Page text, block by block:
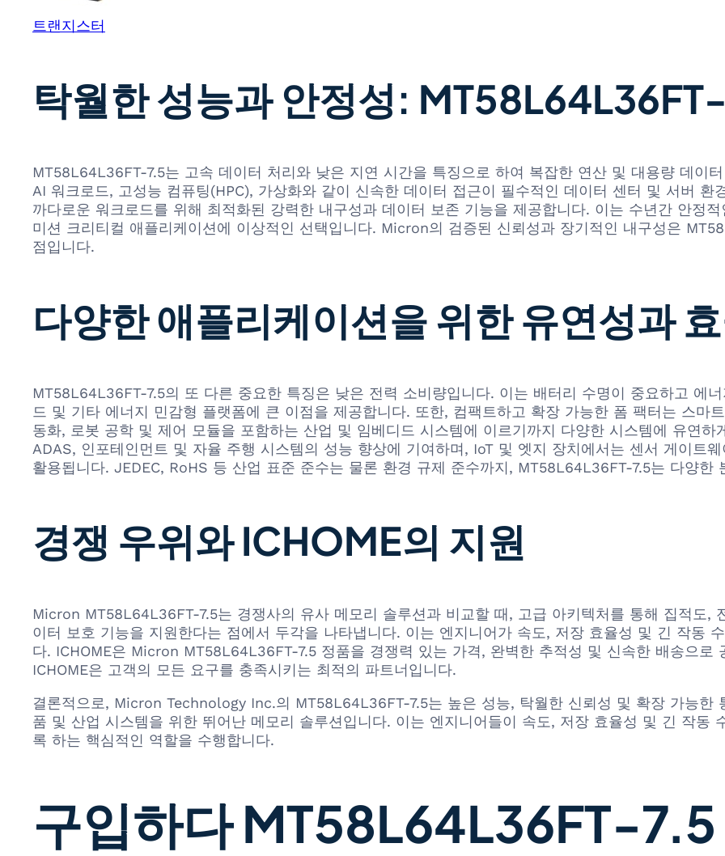
트랜지스터
탁월한 성능과 안정성:
MT58L64L36FT-7.5는 고속 데이터 처리와 낮은 지연 시간을 특징으로 하여 복잡한 연산 및 대용량 데이
AI 워크로드, 고성능 컴퓨팅(HPC), 가상화와 같이 신속한 데이터 접근이 필수적인 데이터 센터 및 서버
까다로운 워크로드를 위해 최적화된 강력한 내구성과 데이터 보존 기능을 제공합니다. 이는 수년간 안정
미션 크리티컬 애플리케이션에 이상적인 선택입니다. Micron의 검증된 신뢰성과 장기적인 내구성은
점입니다.
다양한 애플리케이션을 위한 유연성과
MT58L64L36FT-7.5의 또 다른 중요한 특징은 낮은 전력 소비량입니다. 이는 배터리 수명이 중요하고 에
드 및 기타 에너지 민감형 플랫폼에 큰 이점을 제공합니다. 또한, 컴팩트하고 확장 가능한 폼 팩터는 스마
동화, 로봇 공학 및 제어 모듈을 포함하는 산업 및 임베디드 시스템에 이르기까지 다양한 시스템에 유연
ADAS, 인포테인먼트 및 자율 주행 시스템의 성능 향상에 기여하며, IoT 및 엣지 장치에서는 센서 게이트
활용됩니다. JEDEC, RoHS 등 산업 표준 준수는 물론 환경 규제 준수까지, MT58L64L36FT-7.5는 다양한
경쟁 우위와 ICHOME의 지원
Micron MT58L64L36FT-7.5는 경쟁사의 유사 메모리 솔루션과 비교할 때, 고급 아키텍처를 통해 집적도,
이터 보호 기능을 지원한다는 점에서 두각을 나타냅니다. 이는 엔지니어가 속도, 저장 효율성 및 긴 작동
다. ICHOME은 Micron MT58L64L36FT-7.5 정품을 경쟁력 있는 가격, 완벽한 추적성 및 신속한 배송으로
ICHOME은 고객의 모든 요구를 충족시키는 최적의 파트너입니다.
결론적으로, Micron Technology Inc.의 MT58L64L36FT-7.5는 높은 성능, 탁월한 신뢰성 및 확장 가능한
품 및 산업 시스템을 위한 뛰어난 메모리 솔루션입니다. 이는 엔지니어들이 속도, 저장 효율성 및 긴 작동
록 하는 핵심적인 역할을 수행합니다.
구입하다 MT58L64L36FT-7.5